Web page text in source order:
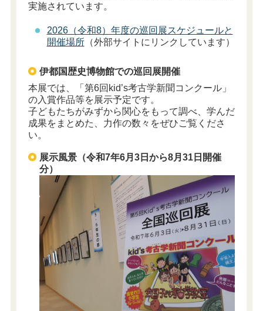
実施されています。
2026（令和8）年度の巡回展スケジュールと
開催場所（外部サイトにリンクしています）
伊都国歴史博物館での巡回展開催
本展では、「第6回kid’s考古学新聞コンクール」
の入賞作品等を展示予定です。
子どもたちがみずから関心をもって調べ、学んだ
成果をまとめた、力作の数々をぜひご覧くださ
い。
展示風景（令和7年6月3日から8月31日開催
分）